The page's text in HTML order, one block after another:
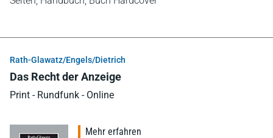
Rath-Glawatz/Engels/Dietrich
Das Recht der Anzeige
Print - Rundfunk - Online
Mehr erfahren